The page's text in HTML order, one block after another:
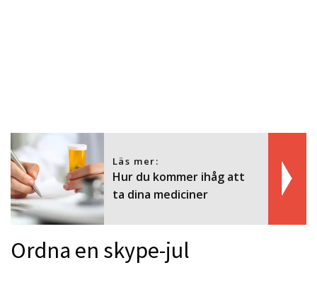
Läs mer:
Hur du kommer ihåg att
ta dina mediciner
Ordna en skype-jul